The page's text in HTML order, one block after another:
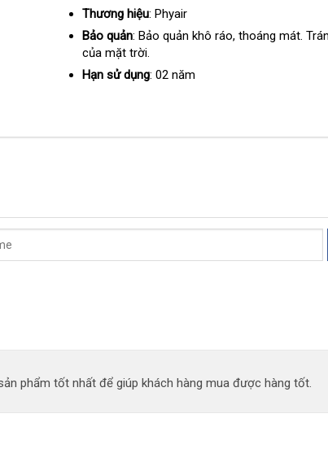
Thương hiệu: Phyair
Bảo quản: Bảo quản khô ráonhận
, thoáng mátchợ
.
của mặt trời.
Hạn sử dụng: 02 năm
phẩm tốt nhất để giúp khách hàng mua được hàng tốt.